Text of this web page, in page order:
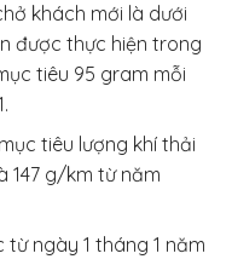
khách mới là dưới
được thực hiện trong
tiêu 95 gram mỗi
tiêu lượng khí thải
147 g/km từ năm
từ ngày 1 tháng 1 năm